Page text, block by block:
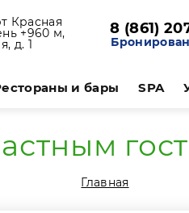
Красная
+960 м,
д. 1
8 (861)
и бары SPA
Главная